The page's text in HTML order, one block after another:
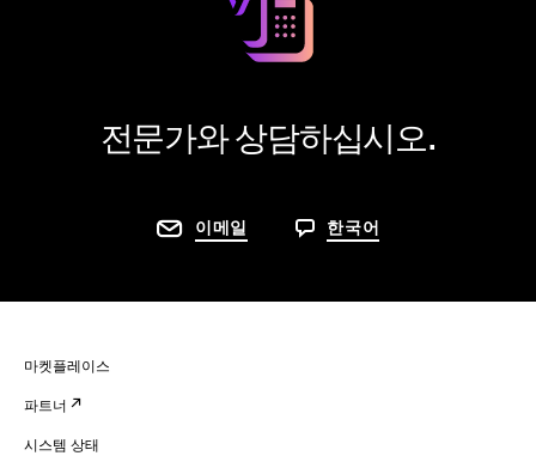
전문가와 상담하십시오.
이메일 한국어
마켓플레이스
파트너
시스템 상태